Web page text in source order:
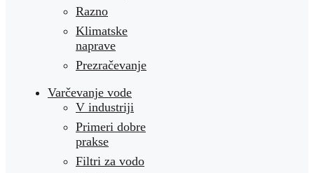
Razno
Klimatske
naprave
Prezračevanje
Varčevanje vode
V industriji
Primeri dobre
prakse
Filtri za vodo